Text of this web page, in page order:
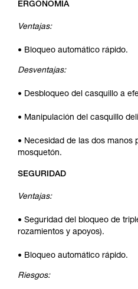
ERGONOMÍA
Ventajas:
• Bloqueo automático rápido.
Desventajas:
• Desbloqueo del casquillo a
• Manipulación del casquillo
• Necesidad de las dos manos
mosquetón.
SEGURIDAD
Ventajas:
• Seguridad del bloqueo de
rozamientos y apoyos).
• Bloqueo automático rápido.
Riesgos: